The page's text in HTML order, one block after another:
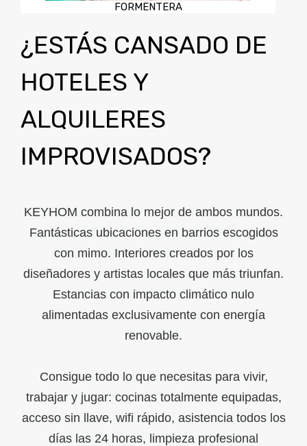
FORMENTERA
¿ESTÁS CANSADO DE
HOTELES Y
ALQUILERES
IMPROVISADOS?
KEYHOM combina lo mejor de ambos mundos.
Fantásticas ubicaciones en barrios escogidos
con mimo. Interiores creados por los
diseñadores y artistas locales que más triunfan.
Estancias con impacto climático nulo
alimentadas exclusivamente con energía
renovable.
Consigue todo lo que necesitas para vivir,
trabajar y jugar: cocinas totalmente equipadas,
acceso sin llave, wifi rápido, asistencia todos los
días las 24 horas, limpieza profesional